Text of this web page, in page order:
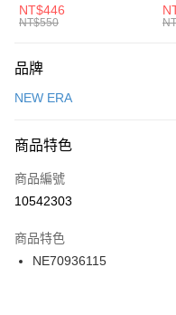
元大商業銀行
台灣樂天信用卡公司
AFTEE先享後付
【關於「AFTEE先享後付」】
便利好安心！
３．安心：先確認商品／服務後
【「AFTEE先享後付」結帳流程
１．於結帳方式選擇「AFTEE
２．訂單成立數日內，您將收到
３．收到繳費通知簡訊後14天
ATM／網路銀行／等多元方式進
運送方式
每筆NT$100，滿NT$1,500(
宅配
每筆NT$100，滿NT$1,500(
付款後門市自取
每筆NT$100，滿NT$1,500(
中統襪 FZ3393100
NT$446
NT$550
品牌
NEW ERA
商品特色
商品編號
10542303
商品特色
NE70936115